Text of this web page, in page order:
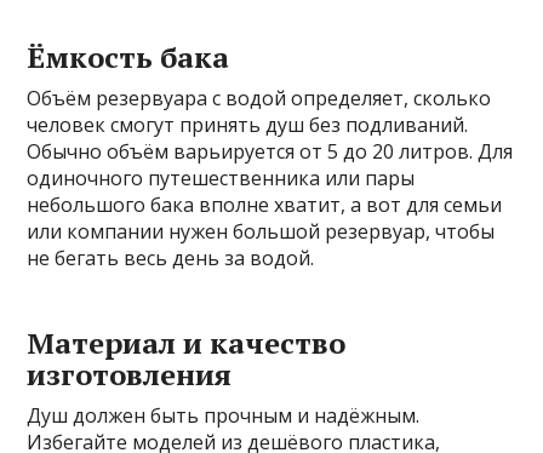
Ёмкость бака
Объём резервуара с водой определяет, сколько
человек смогут принять душ без подливаний.
Обычно объём варьируется от 5 до 20 литров. Для
одиночного путешественника или пары
небольшого бака вполне хватит, а вот для семьи
или компании нужен большой резервуар, чтобы
не бегать весь день за водой.
Материал и качество
изготовления
Душ должен быть прочным и надёжным.
Избегайте моделей из дешёвого пластика,